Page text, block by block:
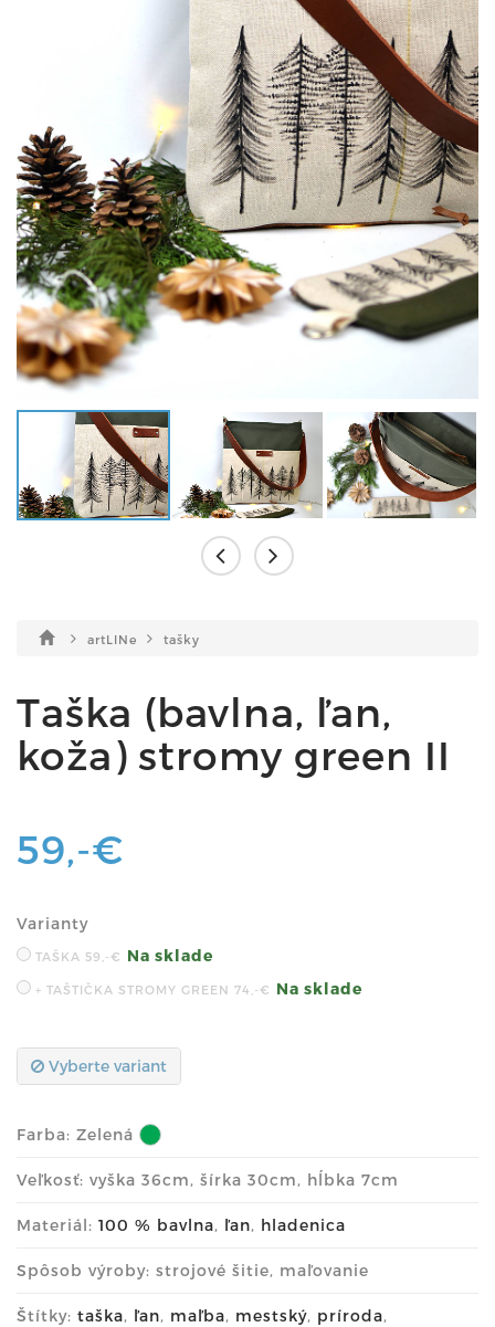
artLINe tašky
Taška (bavlna, ľan,
koža) stromy green II
59,-€
Varianty
TAŠKA 59,-€ Na sklade
+ TAŠTIČKA STROMY GREEN 74,-€ Na sklade
Vyberte variant
Farba: Zelená
Veľkosť: vyška 36cm, šírka 30cm, hĺbka 7cm
Materiál: 100 % bavlna, ľan, hladenica
Spôsob výroby: strojové šitie, maľovanie
Štítky: taška, ľan, maľba, mestský, príroda,